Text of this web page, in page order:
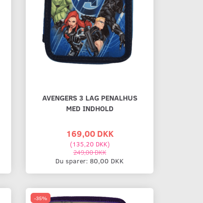
AVENGERS 3 LAG PENALHUS
MED INDHOLD
169,00 DKK
(135,20 DKK)
249,00 DKK
Du sparer:80,00 DKK
-35%